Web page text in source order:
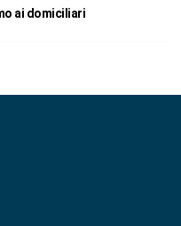
ai domiciliari